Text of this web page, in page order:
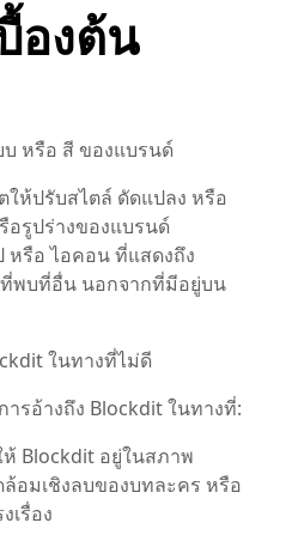
องต้น
หรือ สี ของแบรนด์
ห้ปรับสไตล์ ดัดแปลง หรือ
อรูปร่างของแบรนด์
หรือ ไอคอน ที่แสดงถึง
พบที่อื่น นอกจากที่มีอยู่บน
ในทางที่ไม่ดี
ารอ้างถึง Blockdit ในทางที่:
Blockdit อยู่ในสภาพ
ล้อมเชิงลบของบทละคร หรือ
เรื่อง